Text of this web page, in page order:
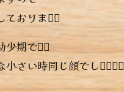
おります🏻‍
期です🏻
さい時同じ顔でしょ🏻🏻🏻